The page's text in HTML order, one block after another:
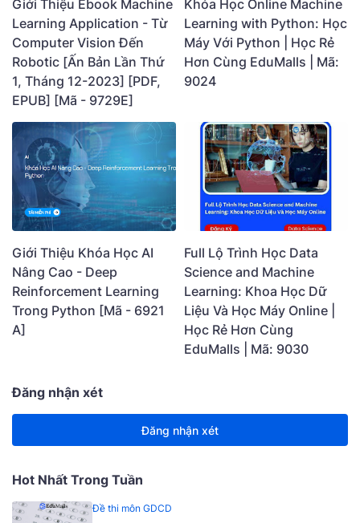
Giới Thiệu Ebook Machine
Learning Application - Từ
Computer Vision Đến
Robotic [Ấn Bản Lần Thứ
1, Tháng 12-2023] [PDF,
EPUB] [Mã - 9729E]
Khóa Học Online Machine
Learning with Python: Học
Máy Với Python | Học Rẻ
Hơn Cùng EduMalls | Mã:
9024
Giới Thiệu Khóa Học AI
Nâng Cao - Deep
Reinforcement Learning
Trong Python [Mã - 6921
A]
Full Lộ Trình Học Data
Science and Machine
Learning: Khoa Học Dữ
Liệu Và Học Máy Online |
Học Rẻ Hơn Cùng
EduMalls | Mã: 9030
Đăng nhận xét
Đăng nhận xét
Hot Nhất Trong Tuần
Đề thi môn GDCD